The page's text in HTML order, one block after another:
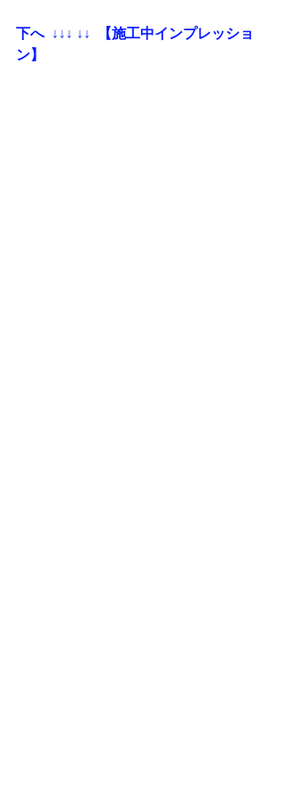
下へ ↓↓↓ ↓↓
【施工中インプレッショ
ン】